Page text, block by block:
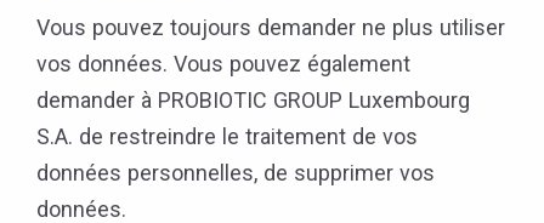
Vous pouvez toujours demander ne plus utiliser
vos données. Vous pouvez également
demander à PROBIOTIC GROUP Luxembourg
S.A. de restreindre le traitement de vos
données personnelles, de supprimer vos
données.